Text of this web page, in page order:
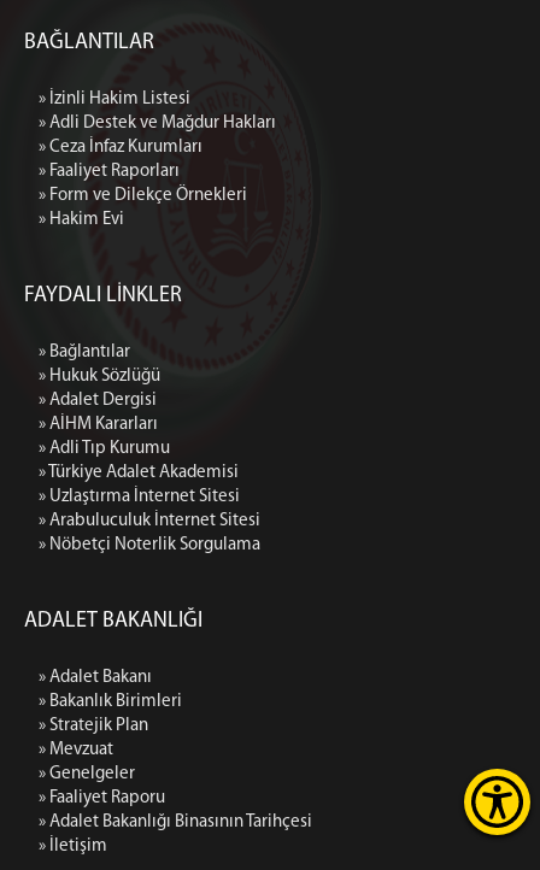
BAĞLANTILAR
» İzinli Hakim Listesi
» Adli Destek ve Mağdur Hakları
» Ceza İnfaz Kurumları
» Faaliyet Raporları
» Form ve Dilekçe Örnekleri
» Hakim Evi
FAYDALI LİNKLER
» Bağlantılar
» Hukuk Sözlüğü
» Adalet Dergisi
» AİHM Kararları
» Adli Tıp Kurumu
» Türkiye Adalet Akademisi
» Uzlaştırma İnternet Sitesi
» Arabuluculuk İnternet Sitesi
» Nöbetçi Noterlik Sorgulama
ADALET BAKANLIĞI
» Adalet Bakanı
» Bakanlık Birimleri
» Stratejik Plan
» Mevzuat
» Genelgeler
» Faaliyet Raporu
» Adalet Bakanlığı Binasının Tarihçesi
» İletişim